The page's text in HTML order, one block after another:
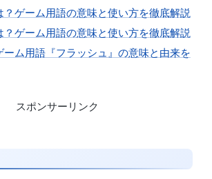
？ゲーム用語の意味と使い方を徹底解説
？ゲーム用語の意味と使い方を徹底解説
ーム用語『フラッシュ』の意味と由来を
スポンサーリンク